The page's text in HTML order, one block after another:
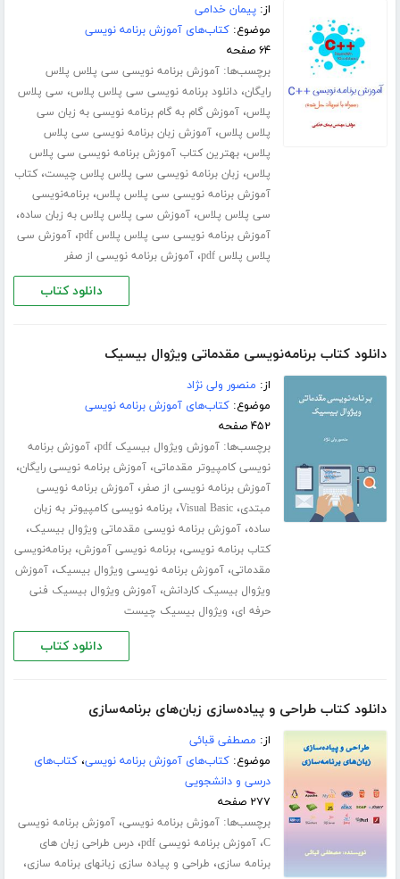
از:پیمان خدامی
موضوع:کتاب‌های آموزش برنامه نویسی
۶۴ صفحه
برچسب‌ها:آموزش برنامه نویسی سی پلاس پلاس
رایگان،دانلود برنامه نویسی سی پلاس پلاس، سی پلاس
پلاس،آموزش گام به گام برنامه نویسی به زبان سی
پلاس پلاس،آموزش زبان برنامه نویسی سی پلاس
پلاس،بهترین کتاب آموزش برنامه نویسی سی پلاس
پلاس، زبان برنامه نویسی سی پلاس پلاس چیست،کتاب
آموزش برنامه نویسی سی پلاس پلاس،برنامه‌نویسی
سی پلاس پلاس،آموزش سی پلاس پلاس به زبان ساده،
آموزش برنامه نویسی سی پلاس پلاس pdf ،آموزش سی
پلاس پلاس pdf
،آموزش برنامه نویسی از صفر
دانلود کتاب
دانلود کتاب برنامه‌نویسی مقدماتی ویژوال بیسیک
از: منصور ولی نژاد
موضوع:کتاب‌های آموزش برنامه نویسی
۴۵۲ صفحه
برچسب‌ها:آموزش ویژوال بیسیک pdf ،آموزش برنامه
نویسی کامپیوتر مقدماتی،آموزش برنامه نویسی رایگان،
آموزش برنامه نویسی از صفر،آموزش برنامه نویسی
مبتدی،Visual Basic،برنامه نویسی کامپیوتر به زبان
ساده،آموزش برنامه نویسی مقدماتی ویژوال بیسیک،
کتاب برنامه نویسی،برنامه نویسی آموزش،برنامه‌نویسی
مقدماتی،آموزش برنامه نویسی ویژوال بیسیک،آموزش
ویژوال بیسیک کاردانش،آموزش ویژوال بیسیک فنی
حرفه ای، ویژوال بیسیک چیست
دانلود کتاب
دانلود کتاب طراحی و پیاده‌سازی زبان‌های برنامه‌سازی
از: مصطفی قبائی
موضوع:کتاب‌های آموزش برنامه نویسی،کتاب‌های
درسی و دانشجویی
۲۷۷ صفحه
برچسب‌ها:آموزش برنامه نویسی،آموزش برنامه نویسی
C،آموزش برنامه نویسی pdf ،درس طراحی زبان های
برنامه سازی، طراحی و پیاده سازی زبانهای برنامه سازی،